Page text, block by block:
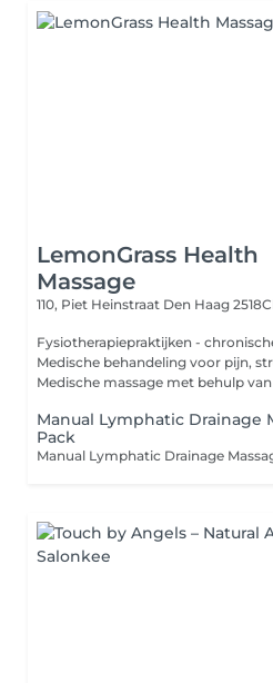
LemonGrass Health
Massage
110, Piet Heinstraat Den Haag
Fysiotherapiepraktijken -
Medische behandeling voor pijn,
Medische massage met behulp van
Manual Lymphatic Drainage
Pack